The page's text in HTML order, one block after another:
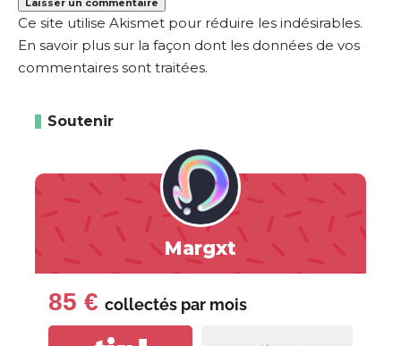
Ce site utilise Akismet pour réduire les indésirables.
En savoir plus sur la façon dont les données de vos
commentaires sont traitées.
Soutenir
Margxt
85 € collectés par mois